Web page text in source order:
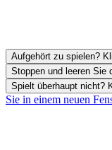
Aufgehört zu spielen?
Stoppen und leeren Sie
Spielt überhaupt nicht?
Sie in einem neuen